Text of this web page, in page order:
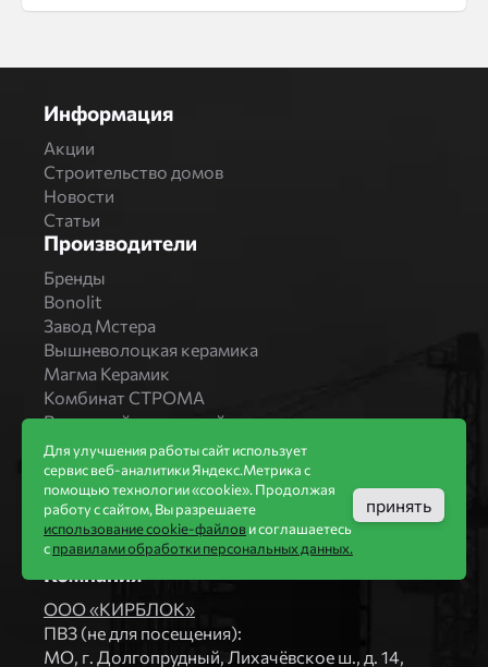
Информация
Акции
Строительство домов
Новости
Статьи
Производители
Бренды
Bonolit
Завод Мстера
Вышневолоцкая керамика
Магма Керамик
Комбинат СТРОМА
Вяземский кирпичный завод
Продукция
Каталог
Блоки Bonolit
Строительный кирпич
Облицовочный кирпич
Компания
ООО «КИРБЛОК»
ПВЗ (не для посещения):
МO, г. Долгопрудный, Лихачёвское ш., д. 14,
Для улучшения работы сайт использует
сервис веб-аналитики Яндекс.Метрика с
помощью технологии «cookie». Продолжая
работу с сайтом, Вы разрешаете
использование cookie-файлови соглашаетесь
справилами обработки персональных данных.
принять